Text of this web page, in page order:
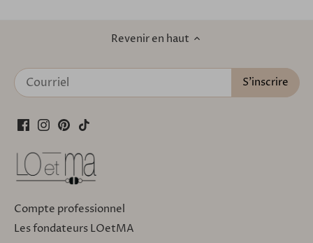
Revenir en haut
Compte professionnel
Les fondateurs LOetMA